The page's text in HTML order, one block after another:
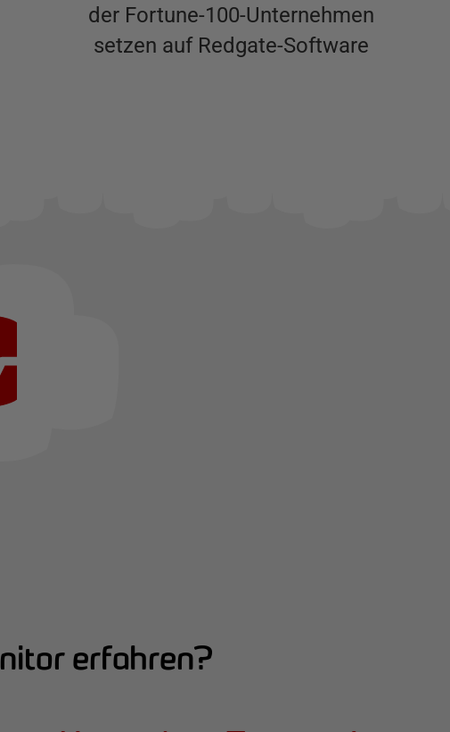
der Fortune-100-Unternehmen
setzen auf Redgate-Software
erfahren?